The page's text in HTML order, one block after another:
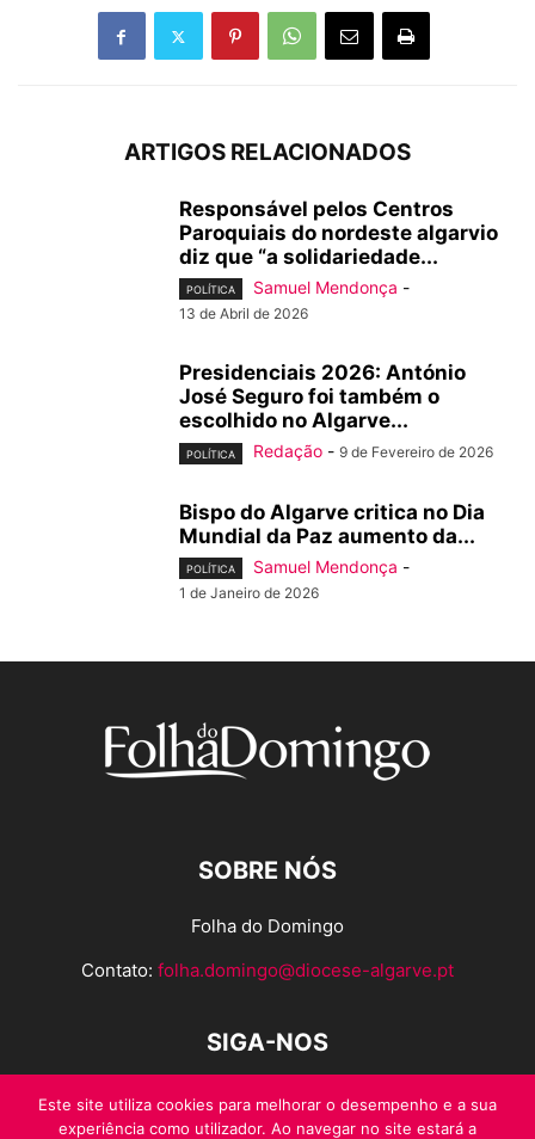
ARTIGOS RELACIONADOS
Responsável pelos Centros
Paroquiais do nordeste algarvio
diz que “a solidariedade...
POLÍTICA Samuel Mendonça -
13 de Abril de 2026
Presidenciais 2026: António
José Seguro foi também o
escolhido no Algarve...
POLÍTICA Redação - 9 de Fevereiro de 2026
Bispo do Algarve critica no Dia
Mundial da Paz aumento da...
POLÍTICA Samuel Mendonça -
1 de Janeiro de 2026
SOBRE NÓS
Folha do Domingo
Contato: folha.domingo@diocese-algarve.pt
SIGA-NOS
Este site utiliza cookies para melhorar o desempenho e a sua
experiência como utilizador. Ao navegar no site estará a